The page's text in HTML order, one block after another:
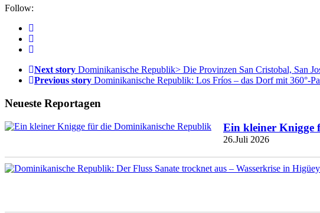
Follow:
Next story Dominikanische Republik> Die Provinzen San Cristobal, San
Previous story Dominikanische Republik: Los Fríos – das Dorf mit
Neueste Reportagen
Ein kleiner Knigge
26.Juli 2026